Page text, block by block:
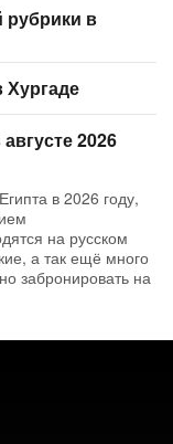
в
Хургаде
2026
в 2026 году,
на русском
а так ещё много
забронировать на